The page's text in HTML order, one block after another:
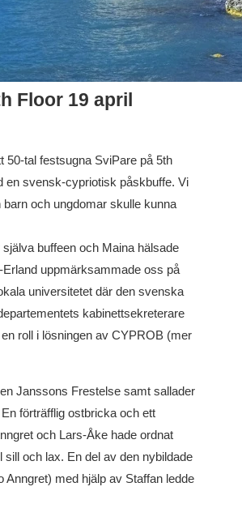
Floor 19 april
50-tal festsugna SviPare på 5th
en svensk-cypriotisk påskbuffe. Vi
och ungdomar skulle kunna
buffeen och Maina hälsade
uppmärksammade oss på
universitetet där den svenska
kabinettsekreterare
roll i lösningen av CYPROB (mer
Janssons Frestelse samt sallader
förträfflig ostbricka och ett
och Lars-Åke hade ordnat
och lax. En del av den nybildade
med hjälp av Staffan ledde